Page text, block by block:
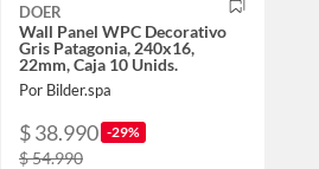
DOER
Wall Panel WPC Decorativo
Gris Patagonia, 240x16,
22mm, Caja 10 Unids.
Por Bilder.spa
$ 38.990 -29%
$ 54.990